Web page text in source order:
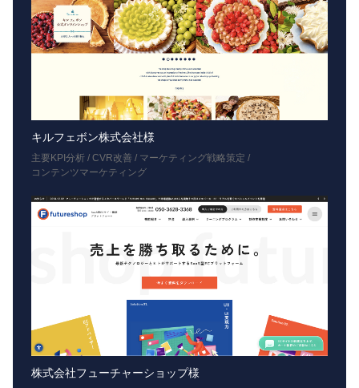
キルフェボン株式会社様
主要KPI分析 / CVR改善 / マーケティング戦略策定 /
コンテンツマーケティング
株式会社フューチャーショップ様